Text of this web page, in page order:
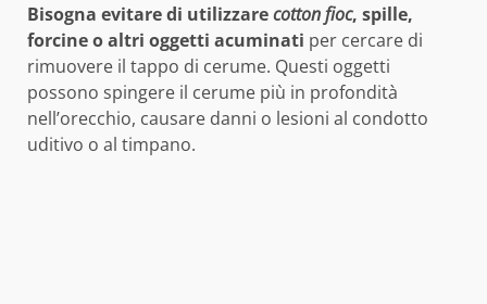
Bisogna evitare di utilizzarecotton fioc, spille,
forcine o altri oggetti acuminati per cercare di
rimuovere il tappo di cerume. Questi oggetti
possono spingere il cerume più in profondità
nell’orecchio, causare danni o lesioni al condotto
uditivo o al timpano.